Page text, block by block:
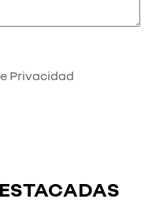
Privacidad